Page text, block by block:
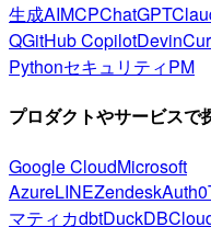
生成AIMCPChatGPT
QGitHub CopilotDevin
PythonセキュリティPM
プロダクトやサービスで
Google CloudMicrosoft
AzureLINEZendeskAuth0
マティカdbtDuckDB